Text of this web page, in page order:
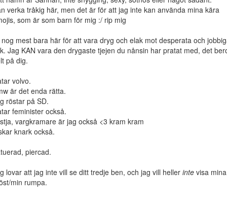
verka tråkig här, men det är för att jag inte kan använda mina kära
som är som barn för mig :/ rip mig
mest bara här för att vara dryg och elak mot desperata och
Jag KAN vara den drygaste tjejen du nånsin har pratat med, det
på dig.
volvo.
är det enda rätta.
röstar på SD.
feminister också.
vargkramare är jag också <3 kram kram
knark också.
piercad.
lovar att jag inte vill se ditt tredje ben, och jag vill heller inte visa mina
min rumpa.